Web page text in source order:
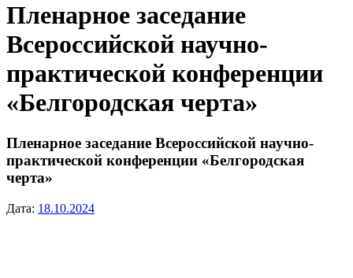
Пленарное заседание
Всероссийской научно-
практической конференции
«Белгородская черта»
Пленарное заседание Всероссийской научно-
практической конференции «Белгородская
черта»
Дата: 18.10.2024